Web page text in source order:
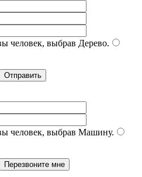
человек, выбрав Дерево.
человек, выбрав Машину.